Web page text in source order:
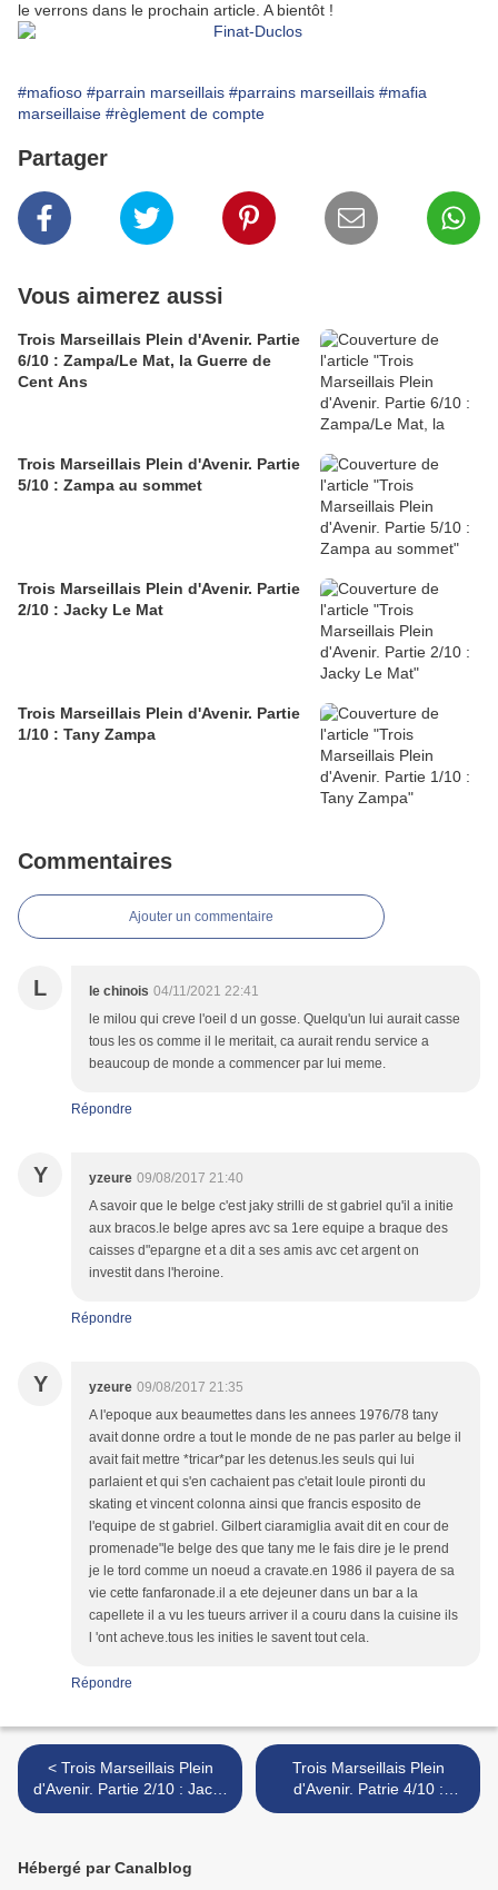
le verrons dans le prochain article. A bientôt !
#mafioso #parrain marseillais #parrains marseillais #mafia
marseillaise #règlement de compte
Partager
Vous aimerez aussi
Trois Marseillais Plein d'Avenir. Partie
6/10 : Zampa/Le Mat, la Guerre de
Cent Ans
Trois Marseillais Plein d'Avenir. Partie
5/10 : Zampa au sommet
Trois Marseillais Plein d'Avenir. Partie
2/10 : Jacky Le Mat
Trois Marseillais Plein d'Avenir. Partie
1/10 : Tany Zampa
Commentaires
Ajouter un commentaire
L le chinois 04/11/2021 22:41
le milou qui creve l'oeil d un gosse. Quelqu'un lui aurait casse
tous les os comme il le meritait, ca aurait rendu service a
beaucoup de monde a commencer par lui meme.
Répondre
Y yzeure 09/08/2017 21:40
A savoir que le belge c'est jaky strilli de st gabriel qu'il a initie
aux bracos.le belge apres avc sa 1ere equipe a braque des
caisses d"epargne et a dit a ses amis avc cet argent on
investit dans l'heroine.
Répondre
Y yzeure 09/08/2017 21:35
A l'epoque aux beaumettes dans les annees 1976/78 tany
avait donne ordre a tout le monde de ne pas parler au belge il
avait fait mettre *tricar*par les detenus.les seuls qui lui
parlaient et qui s'en cachaient pas c'etait loule pironti du
skating et vincent colonna ainsi que francis esposito de
l'equipe de st gabriel. Gilbert ciaramiglia avait dit en cour de
promenade"le belge des que tany me le fais dire je le prend
je le tord comme un noeud a cravate.en 1986 il payera de sa
vie cette fanfaronade.il a ete dejeuner dans un bar a la
capellete il a vu les tueurs arriver il a couru dans la cuisine ils
l 'ont acheve.tous les inities le savent tout cela.
Répondre
< Trois Marseillais Plein
d'Avenir. Partie 2/10 : Jacky
Le Mat
Trois Marseillais Plein
d'Avenir. Patrie 4/10 :
Zampa/Vanverberghe, le
Hébergé par Canalblog